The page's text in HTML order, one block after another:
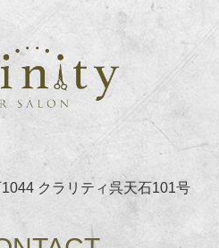
クラリティ呉天石101号